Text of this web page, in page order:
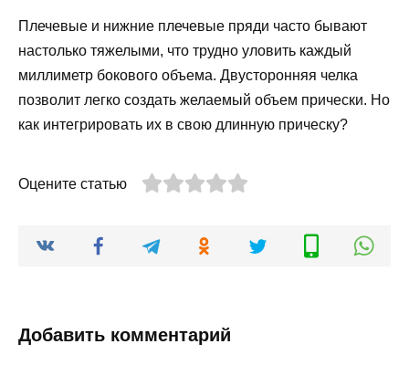
Плечевые и нижние плечевые пряди часто бывают
настолько тяжелыми, что трудно уловить каждый
миллиметр бокового объема. Двусторонняя челка
позволит легко создать желаемый объем прически. Но
как интегрировать их в свою длинную прическу?
Оцените статью
Добавить комментарий